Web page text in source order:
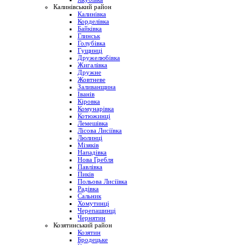
Калинівський район
Калинівка
Корделівка
Байківка
Глинськ
Голубівка
Гущинці
Дружелюбівка
Жигалівка
Дружне
Жовтневе
Заливанщина
Іванів
Кіровка
Комунарівка
Котюжинці
Лемешівка
Лісова Лисіївка
Люлинці
Мізяків
Нападівка
Нова Гребля
Павлівка
Пиків
Польова Лисіївка
Радівка
Сальник
Хомутинці
Черепашинці
Чернятин
Козятинський район
Козятин
Бродецьке